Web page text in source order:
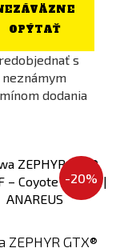
OPÝTAŤ
s
neznámym
dodania
-20%
ZEPHYR GTX®